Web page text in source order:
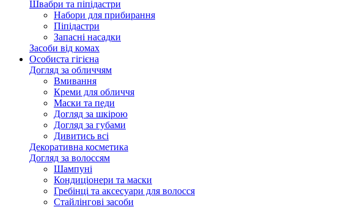
Швабри та піпідастри
Набори для прибирання
Піпідастри
Запасні насадки
Засоби від комах
Особиста гігієна
Догляд за обличчям
Вмивання
Креми для обличчя
Маски та педи
Догляд за шкірою
Догляд за губами
Дивитись всі
Декоративна косметика
Догляд за волоссям
Шампуні
Кондиціонери та маски
Гребінці та аксесуари для волосся
Стайлінгові засоби